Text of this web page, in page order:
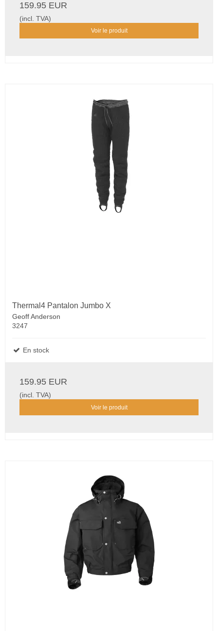
159.95 EUR
(incl. TVA)
Voir le produit
Thermal4 Pantalon Jumbo X
Geoff Anderson
3247
En stock
159.95 EUR
(incl. TVA)
Voir le produit